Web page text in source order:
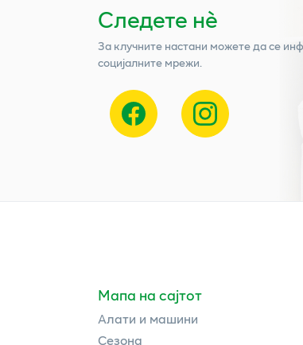
Следете нѐ
За клучните настани можете да се
социјалните мрежи.
Мапа на сајтот
Алати и машини
Сезона